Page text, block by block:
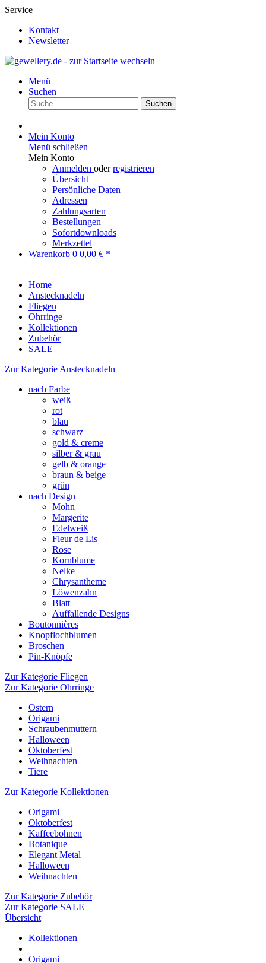
Service
Kontakt
Newsletter
Menü
Suchen
Suchen
Mein Konto
Menü schließen
Mein Konto
Anmelden oderregistrieren
Übersicht
Persönliche Daten
Adressen
Zahlungsarten
Bestellungen
Sofortdownloads
Merkzettel
Warenkorb 0 0,00 € *
Home
Anstecknadeln
Fliegen
Ohrringe
Kollektionen
Zubehör
SALE
Zur Kategorie Anstecknadeln
nach Farbe
weiß
rot
blau
schwarz
gold & creme
silber & grau
gelb & orange
braun & beige
grün
nach Design
Mohn
Margerite
Edelweiß
Fleur de Lis
Rose
Kornblume
Nelke
Chrysantheme
Löwenzahn
Blatt
Auffallende Designs
Boutonnières
Knopflochblumen
Broschen
Pin-Knöpfe
Zur Kategorie Fliegen
Zur Kategorie Ohrringe
Ostern
Origami
Schraubenmuttern
Halloween
Oktoberfest
Weihnachten
Tiere
Zur Kategorie Kollektionen
Origami
Oktoberfest
Kaffeebohnen
Botanique
Elegant Metal
Halloween
Weihnachten
Zur Kategorie Zubehör
Zur Kategorie SALE
Übersicht
Kollektionen
Origami